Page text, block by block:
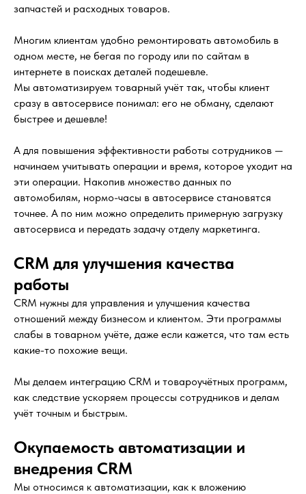
запчастей и расходных товаров.
Многим клиентам удобно ремонтировать автомобиль в
одном месте, не бегая по городу или по сайтам в
интернете в поисках деталей подешевле.
Мы автоматизируем товарный учёт так, чтобы клиент
сразу в автосервисе понимал: его не обману, сделают
быстрее и дешевле!
А для повышения эффективности работы сотрудников —
начинаем учитывать операции и время, которое уходит на
эти операции. Накопив множество данных по
автомобилям, нормо-часы в автосервисе становятся
точнее. А по ним можно определить примерную загрузку
автосервиса и передать задачу отделу маркетинга.
CRM для улучшения качества
работы
CRM нужны для управления и улучшения качества
отношений между бизнесом и клиентом. Эти программы
слабы в товарном учёте, даже если кажется, что там есть
какие-то похожие вещи.
Мы делаем интеграцию CRM и товароучётных программ,
как следствие ускоряем процессы сотрудников и делам
учёт точным и быстрым.
Окупаемость автоматизации и
внедрения CRM
Мы относимся к автоматизации, как к вложению